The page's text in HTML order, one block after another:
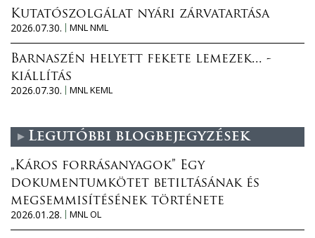
Kutatószolgálat nyári zárvatartása
2026.07.30.
MNL NML
Barnaszén helyett fekete lemezek... -
kiállítás
2026.07.30.
MNL KEML
Legutóbbi blogbejegyzések
„Káros forrásanyagok” Egy
dokumentumkötet betiltásának és
megsemmisítésének története
2026.01.28.
MNL OL